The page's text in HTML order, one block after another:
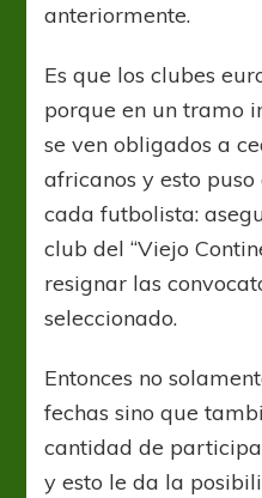
anteriormente.
Es que los clubes
porque en un tramo
se ven obligados a
africanos y esto
cada futbolista:
club del “Viejo
resignar las
seleccionado.
Entonces no
fechas sino que
cantidad de
y esto le da la